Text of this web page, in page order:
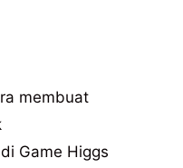
membuat
Game Higgs